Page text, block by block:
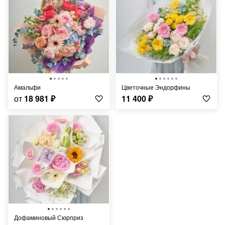
Амальфи
от 18 981 ₽
Цветочные Эндорфины
11 400₽
Дофаминовый Сюрприз